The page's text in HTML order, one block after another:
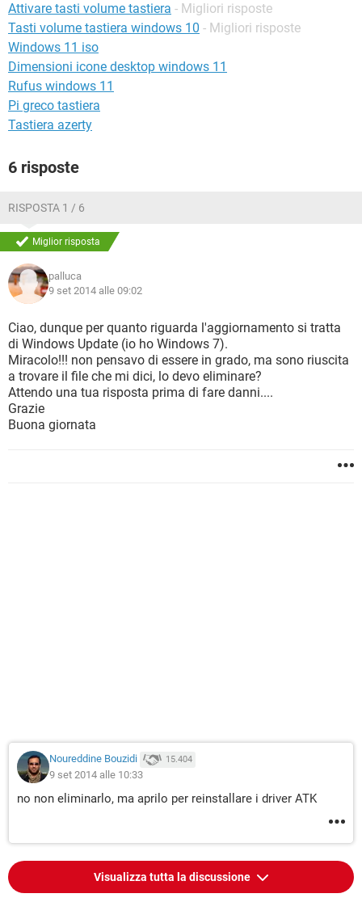
Attivare tasti volume tastiera - Migliori risposte
Tasti volume tastiera windows 10 - Migliori risposte
Windows 11 iso
Dimensioni icone desktop windows 11
Rufus windows 11
Pi greco tastiera
Tastiera azerty
6 risposte
RISPOSTA 1 / 6
Miglior risposta
palluca
9 set 2014 alle 09:02
Ciao, dunque per quanto riguarda l'aggiornamento si tratta
di Windows Update (io ho Windows 7).
Miracolo!!! non pensavo di essere in grado, ma sono riuscita
a trovare il file che mi dici, lo devo eliminare?
Attendo una tua risposta prima di fare danni....
Grazie
Buona giornata
Noureddine Bouzidi 15.404
9 set 2014 alle 10:33
no non eliminarlo, ma aprilo per reinstallare i driver ATK
Visualizza tutta la discussione